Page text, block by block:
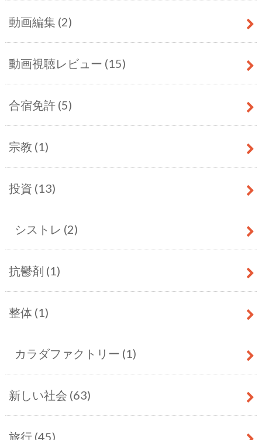
動画編集 (2)
動画視聴レビュー (15)
合宿免許 (5)
宗教 (1)
投資 (13)
シストレ (2)
抗鬱剤 (1)
整体 (1)
カラダファクトリー (1)
新しい社会 (63)
旅行 (45)